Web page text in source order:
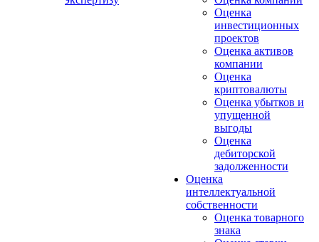
Оценка
инвестиционных
проектов
Оценка активов
компании
Оценка
криптовалюты
Оценка убытков и
упущенной
выгоды
Оценка
дебиторской
задолженности
Оценка
интеллектуальной
собственности
Оценка товарного
знака